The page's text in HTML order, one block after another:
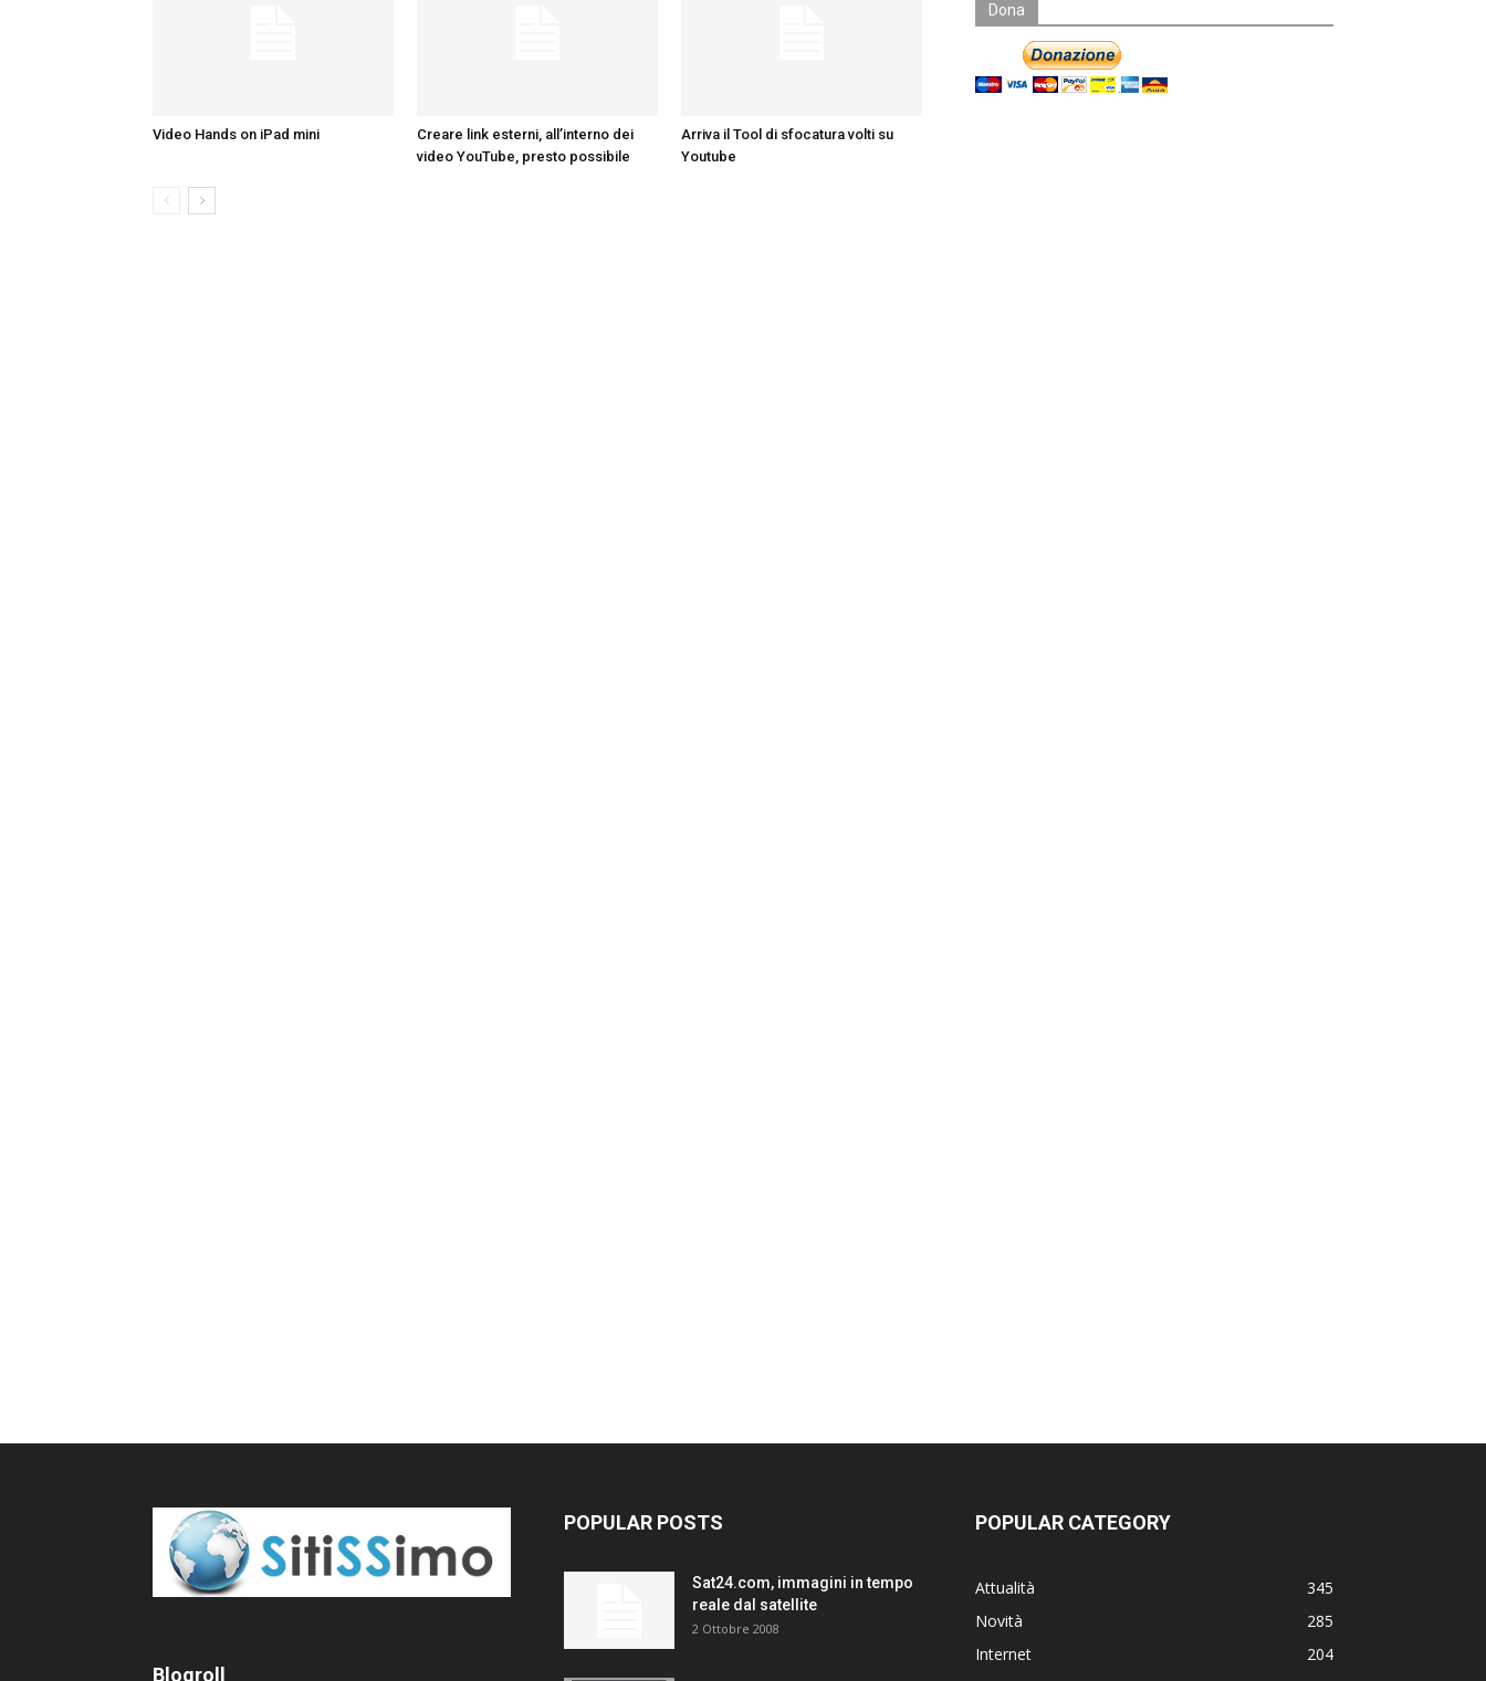
Video Hands on iPad mini
Creare link esterni, all’interno dei
video YouTube, presto possibile
Arriva il Tool di sfocatura volti su
Youtube
Dona
Blogroll
POPULAR POSTS
Sat24.com, immagini in tempo
reale dal satellite
2 Ottobre 2008
POPULAR CATEGORY
Attualità
345
Novità
285
Internet
204